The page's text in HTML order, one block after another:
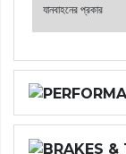
যানবাহনের প্রকার